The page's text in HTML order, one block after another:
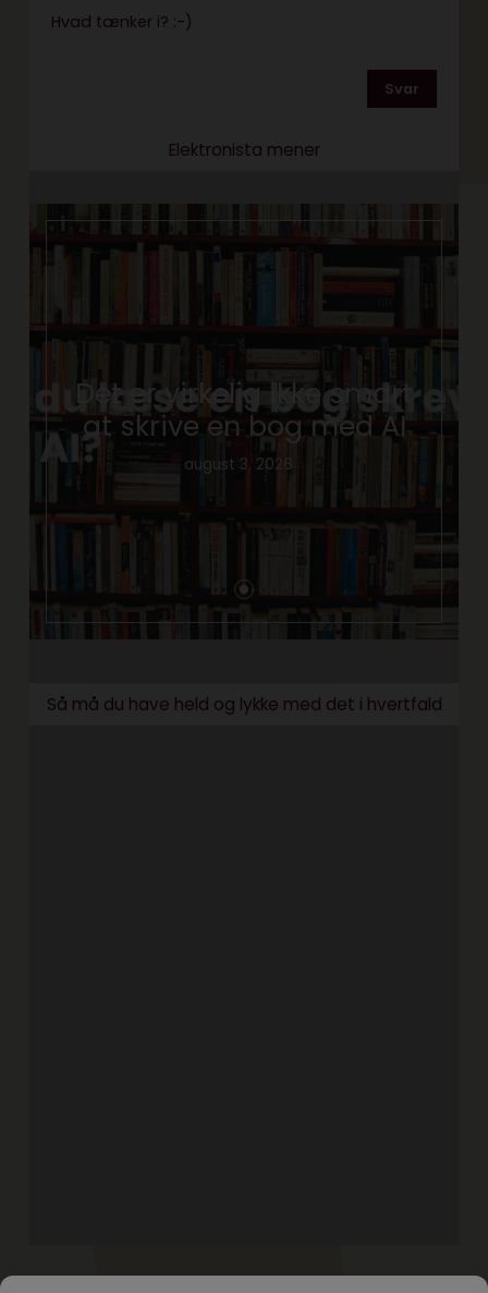
Hvad tænker i? :-)
Svar
Elektronista mener
Det er virkelig ikke smart
at skrive en bog med AI
august 3, 2026
Så må du have held og lykke med det i hvertfald